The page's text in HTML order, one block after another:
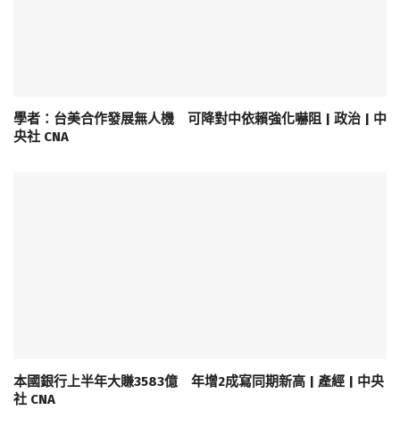
學者：台美合作發展無人機 可降對中依賴強化嚇阻 | 政治 | 中
央社 CNA
本國銀行上半年大賺3583億 年增2成寫同期新高 | 產經 | 中央
社 CNA